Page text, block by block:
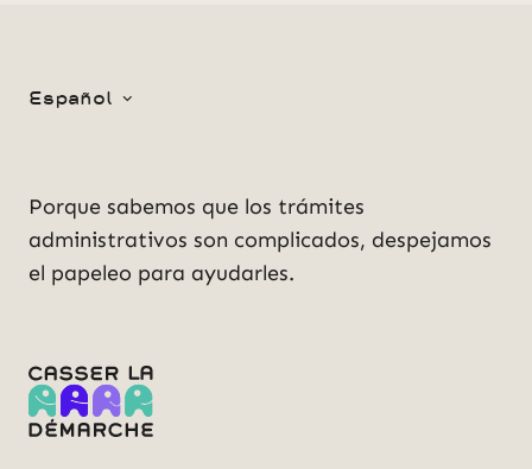
Español
Porque sabemos que los trámites
administrativos son complicados, despejamos
el papeleo para ayudarles.